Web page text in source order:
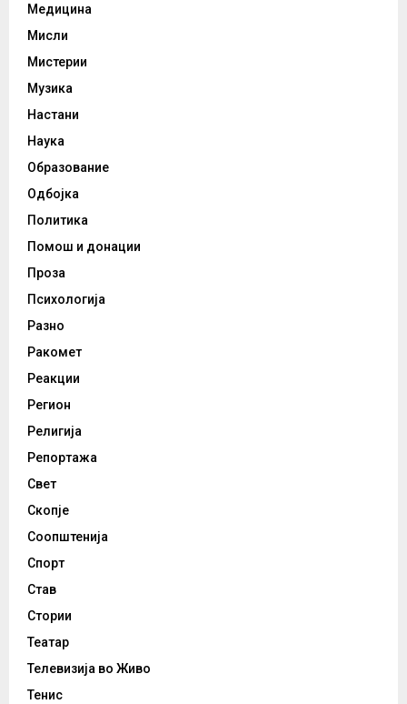
Медицина
Мисли
Мистерии
Музика
Настани
Наука
Образование
Одбојка
Политика
Помош и донации
Проза
Психологија
Разно
Ракомет
Реакции
Регион
Религија
Репортажа
Свет
Скопје
Соопштенија
Спорт
Став
Стории
Театар
Телевизија во Живо
Тенис